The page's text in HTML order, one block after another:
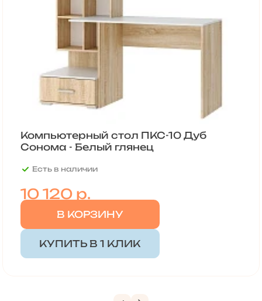
Компьютерный стол ПКС-10 Дуб
Сонома - Белый глянец
Есть в наличии
10 120р.
В КОРЗИНУ
КУПИТЬ В 1 КЛИК